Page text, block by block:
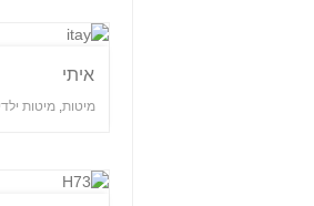
איתי
מיטות, מיטות